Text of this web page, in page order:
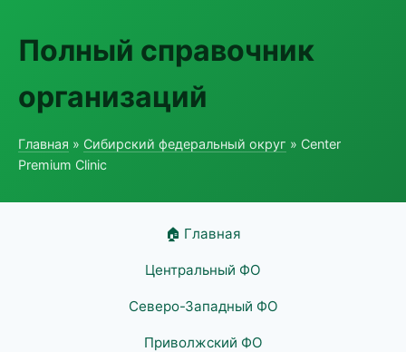
Полный справочник
организаций
Главная » Сибирский федеральный округ » Center
Premium Clinic
🏠 Главная
Центральный ФО
Северо-Западный ФО
Приволжский ФО